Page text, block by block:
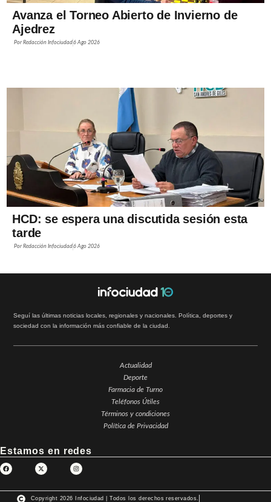
Avanza el Torneo Abierto de Invierno de
Ajedrez
PorRedacción Infociudad6 Ago 2026
HCD: se espera una discutida sesión esta
tarde
PorRedacción Infociudad6 Ago 2026
Seguí las últimas noticias locales, regionales y nacionales. Política, deportes y
sociedad con la información más confiable de la ciudad.
Actualidad
Deporte
Farmacia de Turno
Teléfonos Útiles
Términos y condiciones
Política de Privacidad
Estamos en redes
Copyright 2026 Infociudad | Todos los derechos reservados.